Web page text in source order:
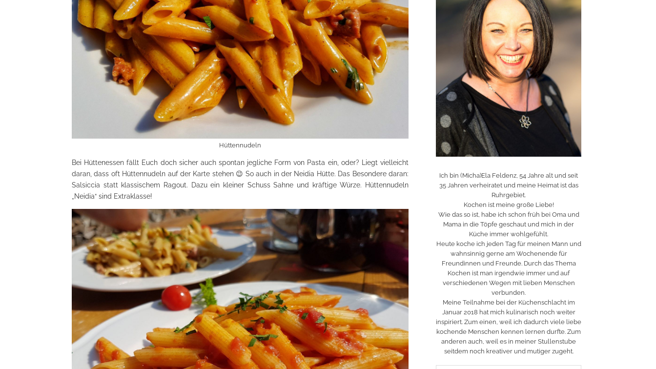
Hüttennudeln
Bei Hüttenessen fällt Euch doch sicher auch spontan jegliche Form von Pasta ein, oder? Liegt vielleicht
daran, dass oft Hüttennudeln auf der Karte stehen 😉 So auch in der Neidia Hütte. Das Besondere daran:
Salsiccia statt klassischem Ragout. Dazu ein kleiner Schuss Sahne und kräftige Würze. Hüttennudeln
„Neidia“ sind Extraklasse!
Ich bin (Micha)Ela Feldenz, 54 Jahre alt und seit
35 Jahren verheiratet und meine Heimat ist das
Ruhrgebiet.
Kochen ist meine große Liebe!
Wie das so ist, habe ich schon früh bei Oma und
Mama in die Töpfe geschaut und mich in der
Küche immer wohlgefühlt.
Heute koche ich jeden Tag für meinen Mann und
wahnsinnig gerne am Wochenende für
Freundinnen und Freunde. Durch das Thema
Kochen ist man irgendwie immer und auf
verschiedenen Wegen mit lieben Menschen
verbunden.
Meine Teilnahme bei der Küchenschlacht im
Januar 2018 hat mich kulinarisch noch weiter
inspiriert. Zum einen, weil ich dadurch viele liebe
kochende Menschen kennen lernen durfte. Zum
anderen auch, weil es in meiner Stullenstube
seitdem noch kreativer und mutiger zugeht.